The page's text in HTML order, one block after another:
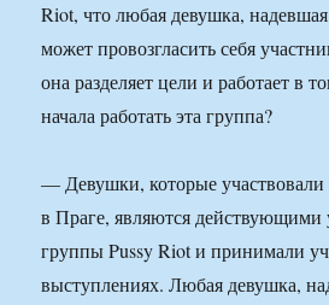
Riot, что любая девушка,
может провозгласить себя
она разделяет цели и работает в
начала работать эта группа?
— Девушки, которые
в Праге, являются действующими
группы Pussy Riot и принимали
выступлениях. Любая девушка,